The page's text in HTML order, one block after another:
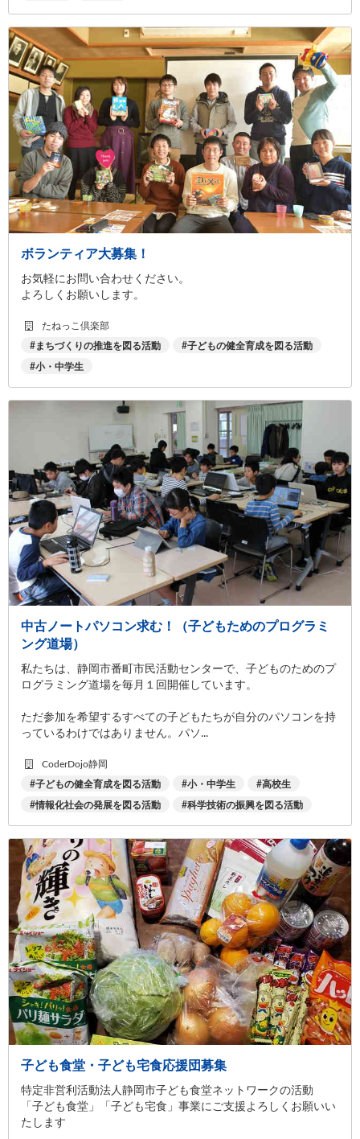
ボランティア大募集！
お気軽にお問い合わせください。
よろしくお願いします。
たねっこ倶楽部
まちづくりの推進を図る活動 子どもの健全育成を図る活動
小・中学生
中古ノートパソコン求む！（子どもためのプログラミ
ング道場）
私たちは、静岡市番町市民活動センターで、子どものためのプ
ログラミング道場を毎月１回開催しています。
ただ参加を希望するすべての子どもたちが自分のパソコンを持
っているわけではありません。パソ...
CoderDojo静岡
子どもの健全育成を図る活動 小・中学生 高校生
情報化社会の発展を図る活動 科学技術の振興を図る活動
子ども食堂・子ども宅食応援団募集
特定非営利活動法人静岡市子ども食堂ネットワークの活動
「子ども食堂」「子ども宅食」事業にご支援よろしくお願いい
たします